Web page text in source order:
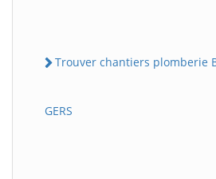
Trouver chantiers plomberie
GERS